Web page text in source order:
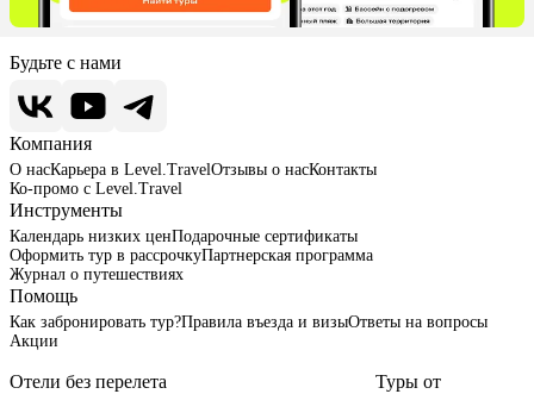
Будьте с нами
Компания
О насКарьера в Level.TravelОтзывы о насКонтакты
Ко-промо с Level.Travel
Инструменты
Календарь низких ценПодарочные сертификаты
Оформить тур в рассрочкуПартнерская программа
Журнал о путешествиях
Помощь
Как забронировать тур?Правила въезда и визыОтветы на вопросы
Акции
Отели без перелета Туры от